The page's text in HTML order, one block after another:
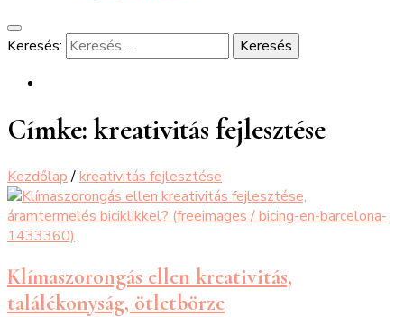
Keresés:
Címke:kreativitás fejlesztése
Kezdőlap /kreativitás fejlesztése
Klímaszorongás ellen kreativitás,
találékonyság, ötletbörze